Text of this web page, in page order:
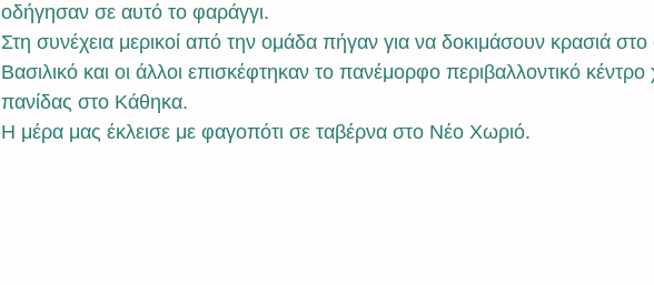
οδήγησαν σε αυτό το φαράγγι.
Στη συνέχεια μερικοί από την ομάδα πήγαν για να δοκιμάσουν κρασιά στο
Βασιλικό και οι άλλοι επισκέφτηκαν το πανέμορφο περιβαλλοντικό κέντρο
πανίδας στο Κάθηκα.
Η μέρα μας έκλεισε με φαγοπότι σε ταβέρνα στο Νέο Χωριό.